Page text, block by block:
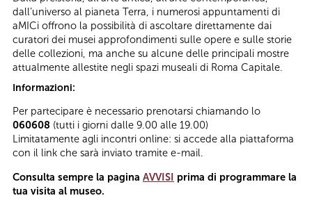
dall’universo al pianeta Terra, i numerosi appuntamenti di
aMICi offrono la possibilità di ascoltare direttamente dai
curatori dei musei approfondimenti sulle opere e sulle storie
delle collezioni, ma anche su alcune delle principali mostre
attualmente allestite negli spazi museali di Roma Capitale.
Informazioni:
Per partecipare è necessario prenotarsi chiamando lo
060608 (tutti i giorni dalle 9.00 alle 19.00)
Limitatamente agli incontri online: si accede alla piattaforma
con il link che sarà inviato tramite e-mail.
Consulta sempre la pagina AVVISI prima di programmare la
tua visita al museo.